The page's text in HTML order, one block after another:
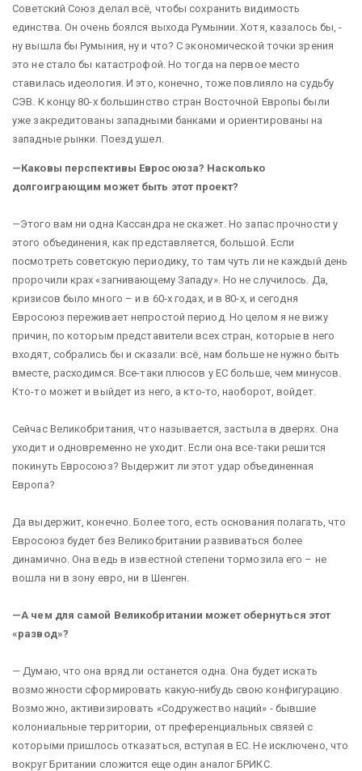
Советский Союз делал всё, чтобы сохранить видимость
единства. Он очень боялся выхода Румынии. Хотя, казалось бы, -
ну вышла бы Румыния, ну и что? С экономической точки зрения
это не стало бы катастрофой. Но тогда на первое место
ставилась идеология. И это, конечно, тоже повлияло на судьбу
СЭВ. К концу 80-х большинство стран Восточной Европы были
уже закредитованы западными банками и ориентированы на
западные рынки. Поезд ушел.
—Каковы перспективы Евросоюза? Насколько
долгоиграющим может быть этот проект?
—Этого вам ни одна Кассандра не скажет. Но запас прочности у
этого объединения, как представляется, большой. Если
посмотреть советскую периодику, то там чуть ли не каждый день
пророчили крах «загнивающему Западу». Но не случилось. Да,
кризисов было много – и в 60-х годах, и в 80-х, и сегодня
Евросоюз переживает непростой период. Но целом я не вижу
причин, по которым представители всех стран, которые в него
входят, собрались бы и сказали: всё, нам больше не нужно быть
вместе, расходимся. Все-таки плюсов у ЕС больше, чем минусов.
Кто-то может и выйдет из него, а кто-то, наоборот, войдет.
Сейчас Великобритания, что называется, застыла в дверях. Она
уходит и одновременно не уходит. Если она все-таки решится
покинуть Евросоюз? Выдержит ли этот удар объединенная
Европа?
Да выдержит, конечно. Более того, есть основания полагать, что
Евросоюз будет без Великобритании развиваться более
динамично. Она ведь в известной степени тормозила его – не
вошла ни в зону евро, ни в Шенген.
—А чем для самой Великобритании может обернуться этот
«развод»?
— Думаю, что она вряд ли останется одна. Она будет искать
возможности сформировать какую-нибудь свою конфигурацию.
Возможно, активизировать «Содружество наций» - бывшие
колониальные территории, от преференциальных связей с
которыми пришлось отказаться, вступая в ЕС. Не исключено, что
вокруг Британии сложится еще один аналог БРИКС.